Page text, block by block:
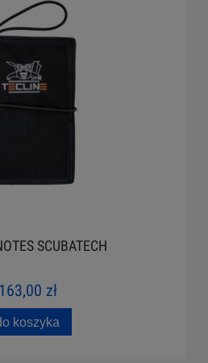
SCUBATECH
163,00 zł
koszyka